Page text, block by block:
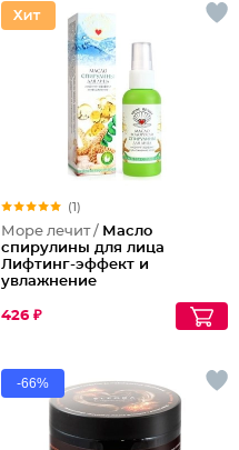
(1)
Море лечит / Масло
спирулины для лица
Лифтинг-эффект и
увлажнение
426 ₽
-66%